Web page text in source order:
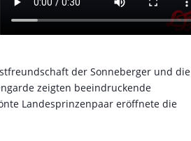
der Sonneberger und die
zeigten beeindruckende
Landesprinzenpaar eröffnete die